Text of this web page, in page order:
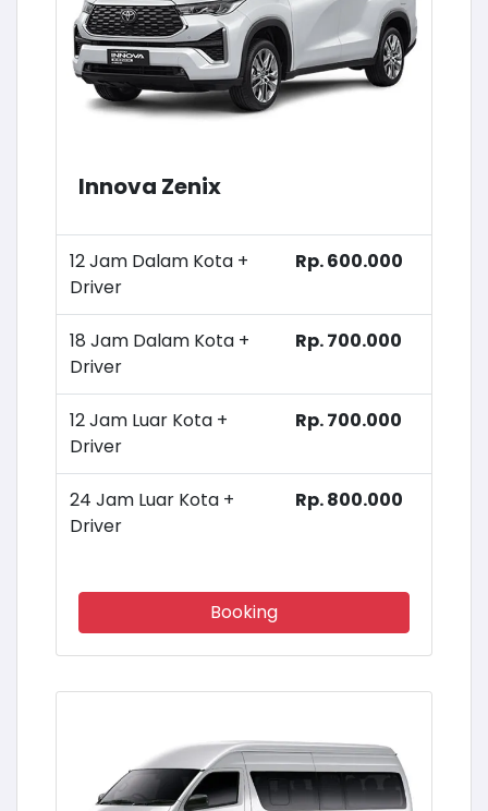
Innova Zenix
12 Jam Dalam Kota +
Driver
Rp. 600.000
18 Jam Dalam Kota +
Driver
Rp. 700.000
12 Jam Luar Kota +
Driver
Rp. 700.000
24 Jam Luar Kota +
Driver
Rp. 800.000
Booking